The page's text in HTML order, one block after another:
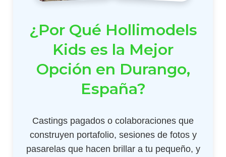
¿Por Qué Hollimodels
Kids es la Mejor
Opción en Durango,
España?
Castings pagados o colaboraciones que
construyen portafolio, sesiones de fotos y
pasarelas que hacen brillar a tu pequeño, y